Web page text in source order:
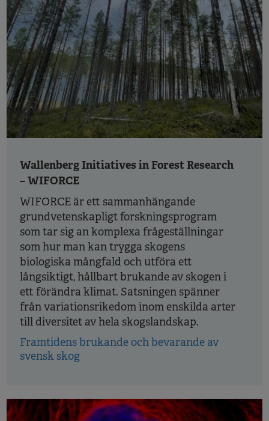
Wallenberg Initiatives in Forest Research
– WIFORCE
WIFORCE är ett sammanhängande
grundvetenskapligt forskningsprogram
som tar sig an komplexa frågeställningar
som hur man kan trygga skogens
biologiska mångfald och utföra ett
långsiktigt, hållbart brukande av skogen i
ett förändra klimat. Satsningen spänner
från variationsrikedom inom enskilda arter
till diversitet av hela skogslandskap.
Framtidens brukande och bevarande av
svensk skog